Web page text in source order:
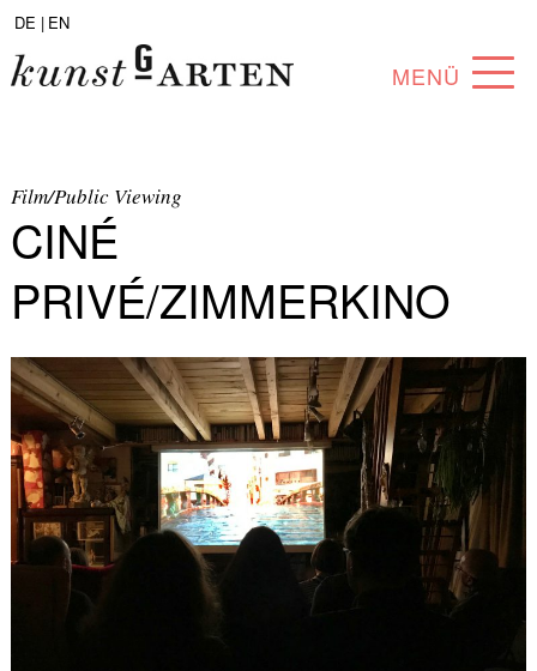
DE | EN
MENÜ
KÜNSTLER*INNEN
PARTNER*INNEN
ANGEBOTE
Film/Public Viewing
CINÉ
PRIVÉ/ZIMMERKINO